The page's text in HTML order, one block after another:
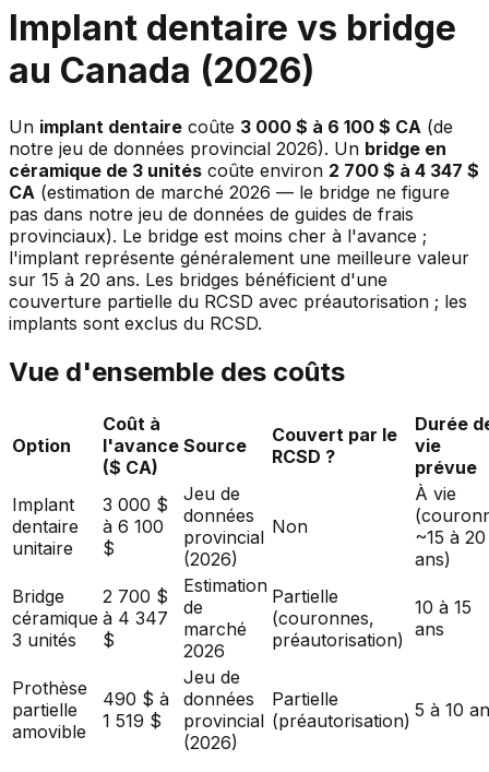
Implant dentaire vs bridge
au Canada (2026)
Un implant dentaire coûte 3 000 $ à 6 100 $ CA (de
notre jeu de données provincial 2026). Un bridge en
céramique de 3 unités coûte environ 2 700 $ à 4 347 $
CA (estimation de marché 2026 — le bridge ne figure
pas dans notre jeu de données de guides de frais
provinciaux). Le bridge est moins cher à l'avance ;
l'implant représente généralement une meilleure valeur
sur 15 à 20 ans. Les bridges bénéficient d'une
couverture partielle du RCSD avec préautorisation ; les
implants sont exclus du RCSD.
Vue d'ensemble des coûts
Option
Coût à
l'avance
($ CA)
Source
Couvert par le
RCSD ?
Durée
vie
prévue
Implant
dentaire
unitaire
3 000 $
à 6 100
$
Jeu de
données
provincial
(2026)
Non
À vie
~15 à 20
ans)
Bridge
céramique
3 unités
2 700 $
à 4 347
$
Estimation
de
marché
2026
Partielle
(couronnes,
préautorisation)
10 à 15
ans
Prothèse
partielle
amovible
490 $ à
1 519 $
Jeu de
données
provincial
(2026)
Partielle
(préautorisation) 5 à 10